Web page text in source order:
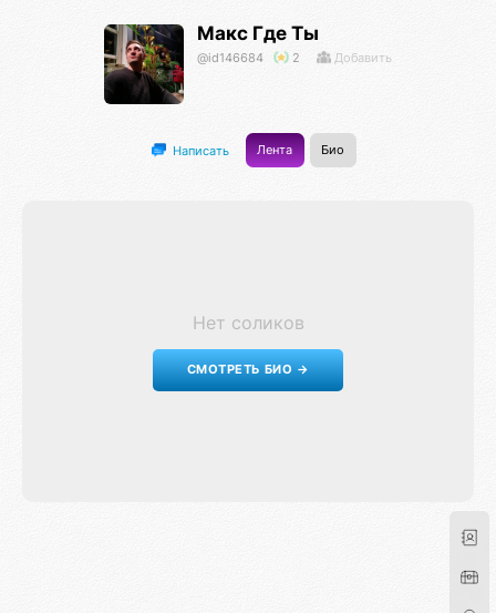
Макс Где Ты
@id146684 2 Добавить
Написать Лента Био
Нет соликов
СМОТРЕТЬ БИО →